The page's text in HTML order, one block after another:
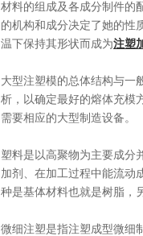
材料的组成及各成分制件的
的机构和成分决定了她的性
温下保持其形状而成为注塑
大型注塑模的总体结构与一
析，以确定最好的熔体充模
需要相应的大型制造设备。
塑料是以高聚物为主要成分
加剂、在加工过程中能流动
种是基体材料也就是树脂，
微细注塑是指注塑成型微细